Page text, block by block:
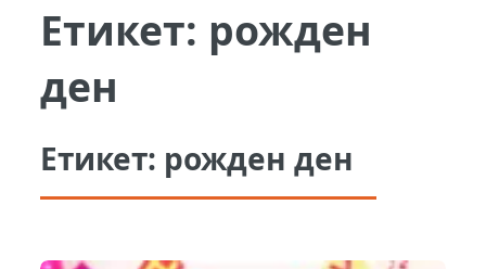
Етикет: рожден
ден
Етикет: рожден ден